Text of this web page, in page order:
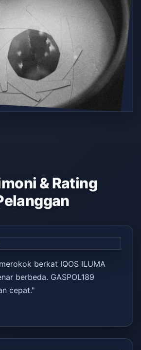
& Rating
berkat IQOS ILUMA
berbeda. GASPOL189
cepat."